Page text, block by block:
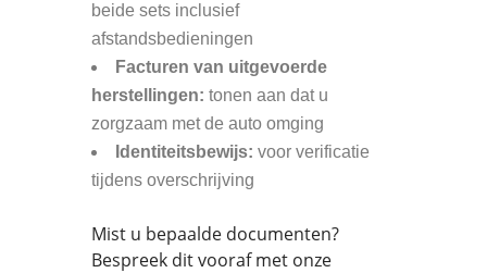
beide sets inclusief
afstandsbedieningen
Facturen van uitgevoerde
herstellingen: tonen aan dat u
zorgzaam met de auto omging
Identiteitsbewijs: voor verificatie
tijdens overschrijving
Mist u bepaalde documenten?
Bespreek dit vooraf met onze